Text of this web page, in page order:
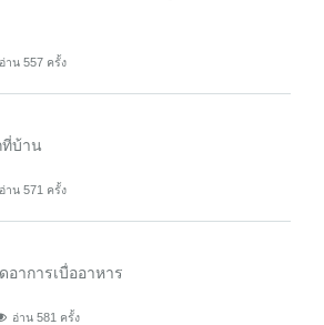
อ่าน 557 ครั้ง
ที่บ้าน
อ่าน 571 ครั้ง
อาการเบื่ออาหาร
อ่าน 581 ครั้ง